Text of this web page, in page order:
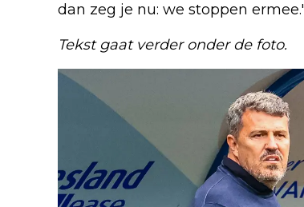
dan zeg je nu: we stoppen ermee.'
Tekst gaat verder onder de foto.